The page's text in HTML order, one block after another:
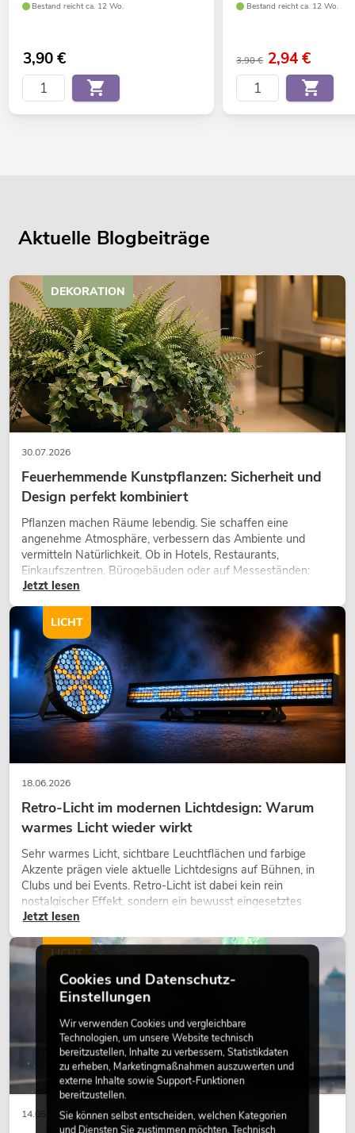
Bestand reicht ca. 12 Wo.
3,90€
Bestand reicht ca. 12 Wo.
3,90 € 2,94€
Aktuelle Blogbeiträge
30.07.2026
Feuerhemmende Kunstpflanzen: Sicherheit und
Design perfekt kombiniert
Pflanzen machen Räume lebendig. Sie schaffen eine
angenehme Atmosphäre, verbessern das Ambiente und
vermitteln Natürlichkeit. Ob in Hotels, Restaurants,
Einkaufszentren, Bürogebäuden oder auf Messeständen:
eine hochwertige Begrünung gehört heute längst zum
Jetzt lesen
DEKORATION
18.06.2026
Retro-Licht im modernen Lichtdesign: Warum
warmes Licht wieder wirkt
Sehr warmes Licht, sichtbare Leuchtflächen und farbige
Akzente prägen viele aktuelle Lichtdesigns auf Bühnen, in
Clubs und bei Events. Retro-Licht ist dabei kein rein
nostalgischer Effekt, sondern ein bewusst eingesetztes
Gestaltungsmittel: Es schafft Atmosphäre, gibt Szenen
wirken lassen.
Jetzt lesen
LICHT
14.05.2026
LICHT
Cookies und Datenschutz-
Einstellungen
Wir verwenden Cookies und vergleichbare
Technologien, um unsere Website technisch
bereitzustellen, Inhalte zu verbessern, Statistikdaten
zu erheben, Marketingmaßnahmen auszuwerten und
externe Inhalte sowie Support-Funktionen
bereitzustellen.
Sie können selbst entscheiden, welchen Kategorien
und Diensten Sie zustimmen möchten. Technisch